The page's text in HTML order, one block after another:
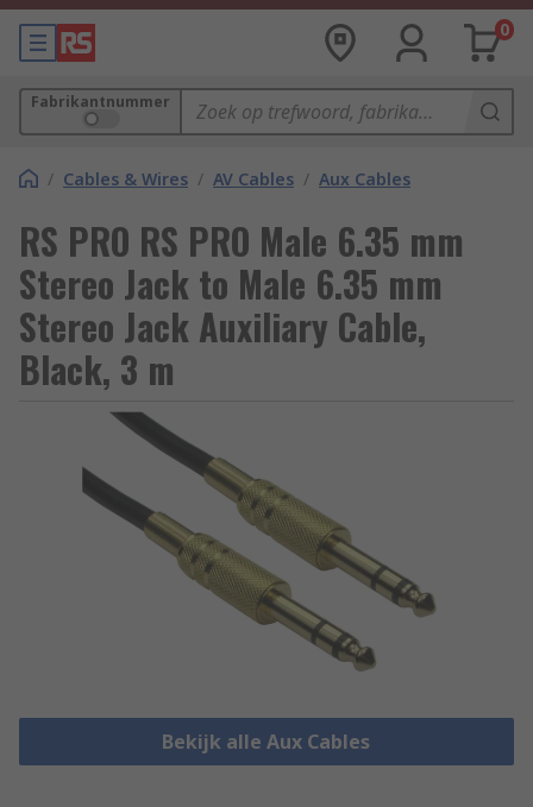
0
Fabrikantnummer
/ Cables & Wires / AV Cables / Aux Cables
RS PRO RS PRO Male 6.35 mm
Stereo Jack to Male 6.35 mm
Stereo Jack Auxiliary Cable,
Black, 3 m
Bekijk alle Aux Cables